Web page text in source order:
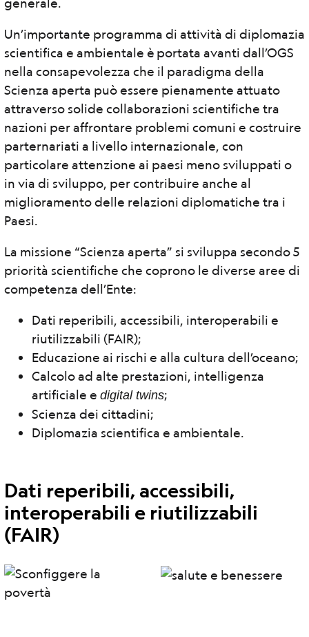
Un’importante programma di attività di diplomazia
scientifica e ambientale è portata avanti dall’OGS
nella consapevolezza che il paradigma della
Scienza aperta può essere pienamente attuato
attraverso solide collaborazioni scientifiche tra
nazioni per affrontare problemi comuni e costruire
parternariati a livello internazionale, con
particolare attenzione ai paesi meno sviluppati o
in via di sviluppo, per contribuire anche al
miglioramento delle relazioni diplomatiche tra i
Paesi.
La missione “Scienza aperta” si sviluppa secondo 5
priorità scientifiche che coprono le diverse aree di
competenza dell’Ente:
Dati reperibili, accessibili, interoperabili e
riutilizzabili (FAIR);
Educazione ai rischi e alla cultura dell’oceano;
Calcolo ad alte prestazioni, intelligenza
artificiale e digital twins;
Scienza dei cittadini;
Diplomazia scientifica e ambientale.
Dati reperibili, accessibili,
interoperabili e riutilizzabili
(FAIR)